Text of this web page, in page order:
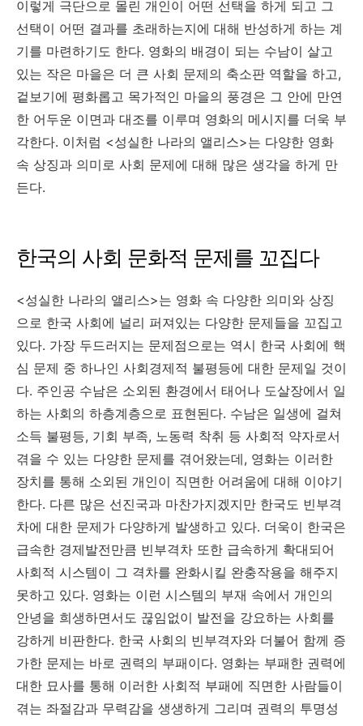
이렇게 극단으로 몰린 개인이 어떤 선택을 하게 되고 그
선택이 어떤 결과를 초래하는지에 대해 반성하게 하는 계
기를 마련하기도 한다. 영화의 배경이 되는 수남이 살고
있는 작은 마을은 더 큰 사회 문제의 축소판 역할을 하고,
겉보기에 평화롭고 목가적인 마을의 풍경은 그 안에 만연
한 어두운 이면과 대조를 이루며 영화의 메시지를 더욱 부
각한다. 이처럼 <성실한 나라의 앨리스>는 다양한 영화
속 상징과 의미로 사회 문제에 대해 많은 생각을 하게 만
든다.
한국의 사회 문화적 문제를 꼬집다
<성실한 나라의 앨리스>는 영화 속 다양한 의미와 상징
으로 한국 사회에 널리 퍼져있는 다양한 문제들을 꼬집고
있다. 가장 두드러지는 문제점으로는 역시 한국 사회에 핵
심 문제 중 하나인 사회경제적 불평등에 대한 문제일 것이
다. 주인공 수남은 소외된 환경에서 태어나 도살장에서 일
하는 사회의 하층계층으로 표현된다. 수남은 일생에 걸쳐
소득 불평등, 기회 부족, 노동력 착취 등 사회적 약자로서
겪을 수 있는 다양한 문제를 겪어왔는데, 영화는 이러한
장치를 통해 소외된 개인이 직면한 어려움에 대해 이야기
한다. 다른 많은 선진국과 마찬가지겠지만 한국도 빈부격
차에 대한 문제가 다양하게 발생하고 있다. 더욱이 한국은
급속한 경제발전만큼 빈부격차 또한 급속하게 확대되어
사회적 시스템이 그 격차를 완화시킬 완충작용을 해주지
못하고 있다. 영화는 이런 시스템의 부재 속에서 개인의
안녕을 희생하면서도 끊임없이 발전을 강요하는 사회를
강하게 비판한다. 한국 사회의 빈부격자와 더불어 함께 증
가한 문제는 바로 권력의 부패이다. 영화는 부패한 권력에
대한 묘사를 통해 이러한 사회적 부패에 직면한 사람들이
겪는 좌절감과 무력감을 생생하게 그리며 권력의 투명성